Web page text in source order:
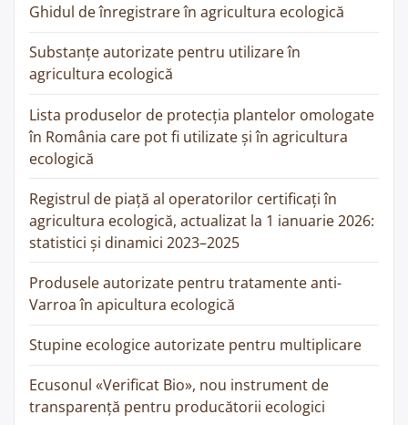
Ghidul de înregistrare în agricultura ecologică
Substanțe autorizate pentru utilizare în
agricultura ecologică
Lista produselor de protecția plantelor omologate
în România care pot fi utilizate și în agricultura
ecologică
Registrul de piață al operatorilor certificați în
agricultura ecologică, actualizat la 1 ianuarie 2026:
statistici și dinamici 2023–2025
Produsele autorizate pentru tratamente anti-
Varroa în apicultura ecologică
Stupine ecologice autorizate pentru multiplicare
Ecusonul «Verificat Bio», nou instrument de
transparență pentru producătorii ecologici